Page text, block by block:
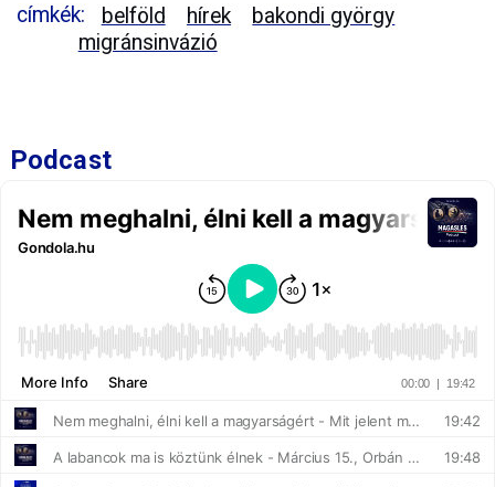
címkék: belföld hírek
bakondi györgy
migránsinvázió
Podcast